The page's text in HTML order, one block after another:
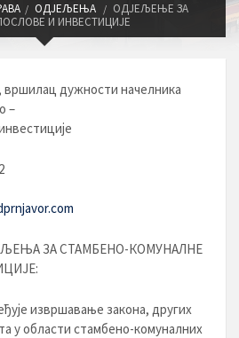
ОДЈЕЉЕЊА
ОДЈЕЉЕЊЕ ЗА
И ИНВЕСТИЦИЈЕ
дужности начелника
–
ЗА СТАМБЕНО-КОМУНАЛНЕ
извршавање закона, других
у области стамбено-комуналних